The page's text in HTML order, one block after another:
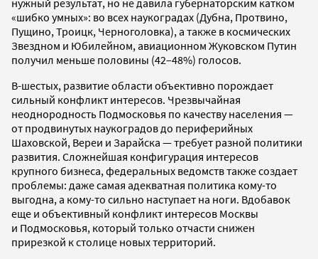
«шибко умных»: во всех наукоградах (Дубна, Протвино,
Пущино, Троицк, Черноголовка), а также в космических
Звездном и Юбилейном, авиационном Жуковском Путин
получил меньше половины (42–48%) голосов.
В-шестых, развитие области объективно порождает
сильный конфликт интересов. Чрезвычайная
неоднородность Подмосковья по качеству населения —
от продвинутых наукоградов до периферийных
Шаховской, Вереи и Зарайска — требует разной политики
развития. Сложнейшая конфигурация интересов
крупного бизнеса, федеральных ведомств также создает
проблемы: даже самая адекватная политика кому-то
выгодна, а кому-то сильно наступает на ноги. Вдобавок
еще и объективный конфликт интересов Москвы
и Подмосковья, который только отчасти снижен
прирезкой к столице новых территорий.